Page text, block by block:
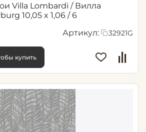
Villa Lombardi / Вилла
10,05 x 1,06 / 6
Артикул: 32921G
купить